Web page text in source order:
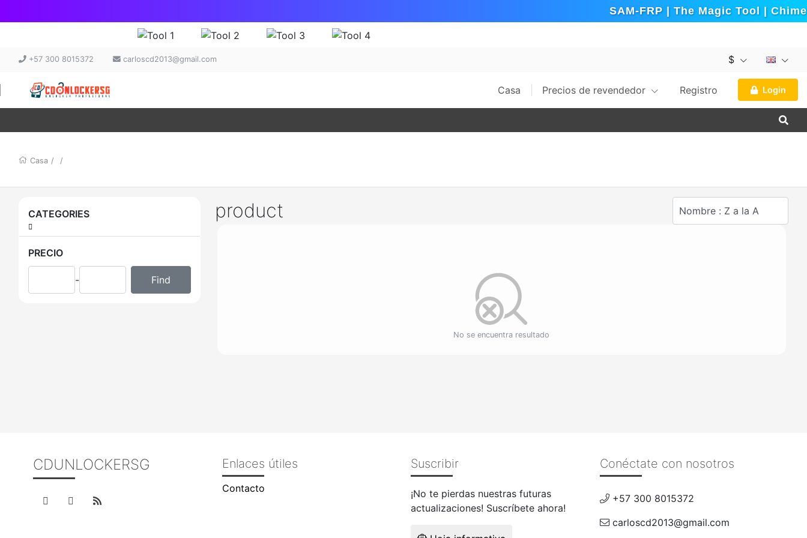
SAM-FRP | The Magic Tool |
+57 300 8015372 carloscd2013@gmail.com $
Casa Precios de revendedor Registro Login
Casa / /
CATEGORIES
PRECIO
-
product
No se encuentra resultado
CDUNLOCKERSG Enlaces útiles
Contacto
Suscribir
¡No te pierdas nuestras futuras
actualizaciones! Suscríbete ahora!
Conéctate con nosotros
+57 300 8015372
carloscd2013@gmail.com